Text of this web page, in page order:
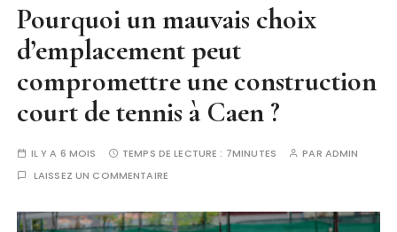
Pourquoi un mauvais choix
d’emplacement peut
compromettre une construction
court de tennis à Caen ?
IL Y A 6 MOIS TEMPS DE LECTURE : 7MINUTES PAR ADMIN
LAISSEZ UN COMMENTAIRE